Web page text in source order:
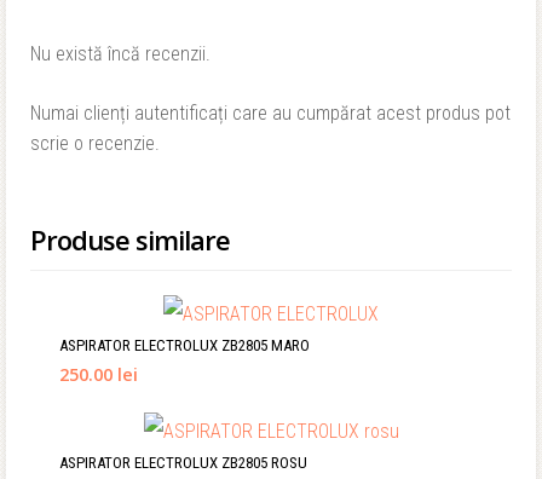
Nu există încă recenzii.
Numai clienți autentificați care au cumpărat acest produs pot
scrie o recenzie.
Produse similare
ASPIRATOR ELECTROLUX ZB2805 MARO
250.00 lei
ASPIRATOR ELECTROLUX ZB2805 ROSU